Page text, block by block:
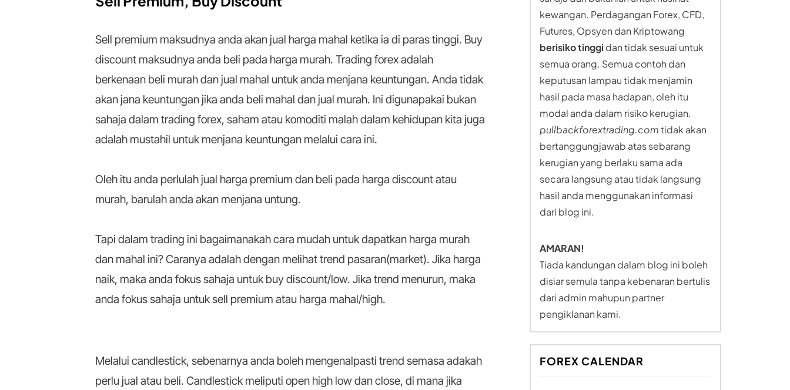
Sell premium maksudnya anda akan jual harga mahal ketika ia di paras tinggi. Buy
discount maksudnya anda beli pada harga murah. Trading forex adalah
berkenaan beli murah dan jual mahal untuk anda menjana keuntungan. Anda tidak
akan jana keuntungan jika anda beli mahal dan jual murah. Ini digunapakai bukan
sahaja dalam trading forex, saham atau komoditi malah dalam kehidupan kita juga
adalah mustahil untuk menjana keuntungan melalui cara ini.
Oleh itu anda perlulah jual harga premium dan beli pada harga discount atau
murah, barulah anda akan menjana untung.
Tapi dalam trading ini bagaimanakah cara mudah untuk dapatkan harga murah
dan mahal ini? Caranya adalah dengan melihat trend pasaran(market). Jika harga
naik, maka anda fokus sahaja untuk buy discount/low. Jika trend menurun, maka
anda fokus sahaja untuk sell premium atau harga mahal/high.
Melalui candlestick, sebenarnya anda boleh mengenalpasti trend semasa adakah
perlu jual atau beli. Candlestick meliputi open high low dan close, di mana jika
kewangan. Perdagangan Forex, CFD,
Futures, Opsyen dan Kriptowang
berisiko tinggi dan tidak sesuai untuk
semua orang. Semua contoh dan
keputusan lampau tidak menjamin
hasil pada masa hadapan, oleh itu
modal anda dalam risiko kerugian.
pullbackforextrading.comtidak akan
bertanggungjawab atas sebarang
kerugian yang berlaku sama ada
secara langsung atau tidak langsung
hasil anda menggunakan informasi
dari blog ini.
AMARAN!
Tiada kandungan dalam blog ini boleh
disiar semula tanpa kebenaran bertulis
dari admin mahupun partner
pengiklanan kami.
FOREX CALENDAR